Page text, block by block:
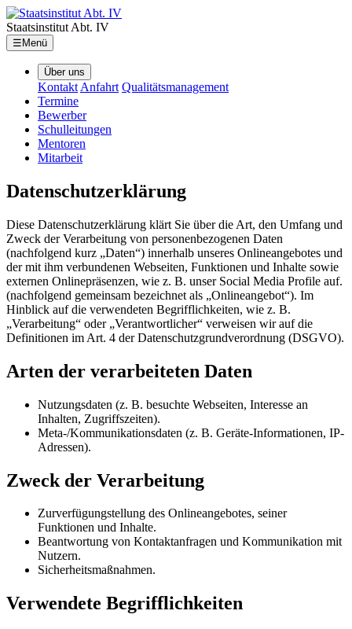
Staatsinstitut Abt. IV
☰ Menü
Über uns
Kontakt Anfahrt Qualitätsmanagement
Termine
Bewerber
Schulleitungen
Mentoren
Mitarbeit
Datenschutzerklärung
Diese Datenschutzerklärung klärt Sie über die Art, den Umfang und
Zweck der Verarbeitung von personenbezogenen Daten
(nachfolgend kurz „Daten“) innerhalb unseres Onlineangebotes und
der mit ihm verbundenen Webseiten, Funktionen und Inhalte sowie
externen Onlinepräsenzen, wie z. B. unser Social Media Profile auf.
(nachfolgend gemeinsam bezeichnet als „Onlineangebot“). Im
Hinblick auf die verwendeten Begrifflichkeiten, wie z. B.
„Verarbeitung“ oder „Verantwortlicher“ verweisen wir auf die
Definitionen im Art. 4 der Datenschutzgrundverordnung (DSGVO).
Arten der verarbeiteten Daten
Nutzungsdaten (z. B. besuchte Webseiten, Interesse an
Inhalten, Zugriffszeiten).
Meta-/Kommunikationsdaten (z. B. Geräte-Informationen, IP-
Adressen).
Zweck der Verarbeitung
Zurverfügungstellung des Onlineangebotes, seiner
Funktionen und Inhalte.
Beantwortung von Kontaktanfragen und Kommunikation mit
Nutzern.
Sicherheitsmaßnahmen.
Verwendete Begrifflichkeiten